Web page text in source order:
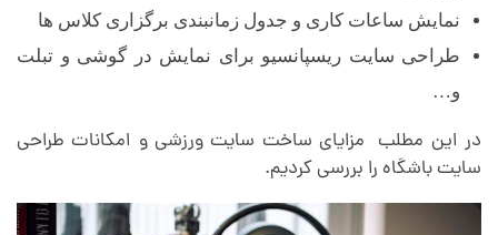
نمایش ساعات کاری و جدول زمانبندی برگزاری کلاس ها
طراحی سایت ریسپانسیو برای نمایش در گوشی و تبلت
و…
در این مطلب مزایای ساخت سایت ورزشی و امکانات طراحی
سایت باشگاه را بررسی کردیم.